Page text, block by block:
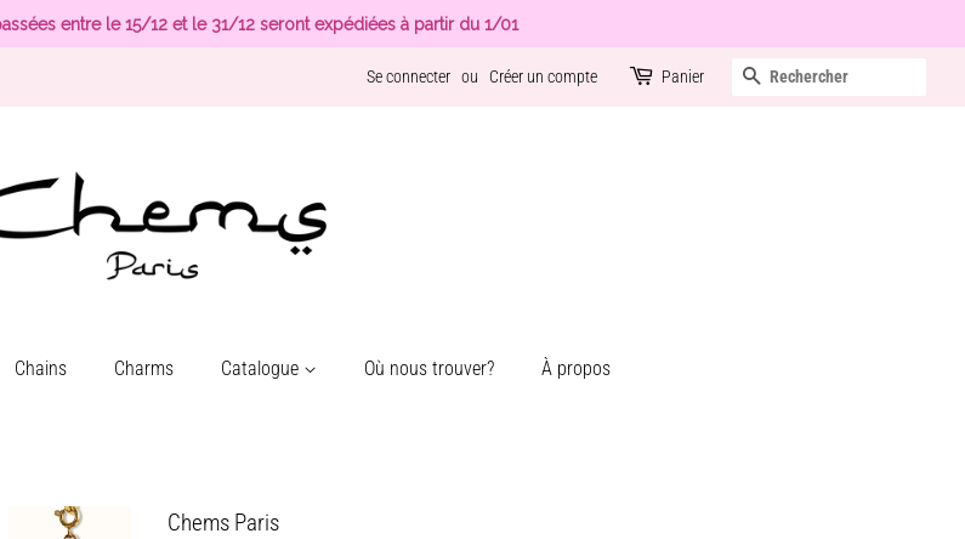
entre le 15/12 et le 31/12 seront expédiées à partir du 1/01
Se connecter ou Créer un compte Panier Recherche
Chains Charms Catalogue Où nous trouver? À propos
Chems Paris